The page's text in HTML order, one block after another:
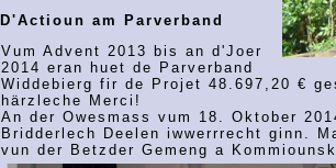
D'Actioun am Parverband
Vum Advent 2013 bis an d'Joer
2014 eran huet de Parverband
Widdebierg fir de Projet 48.697,20 €
härzleche Merci!
An der Owesmass vum 18. Oktober
Bridderlech Deelen iwwerrrecht ginn.
vun der Betzder Gemeng a